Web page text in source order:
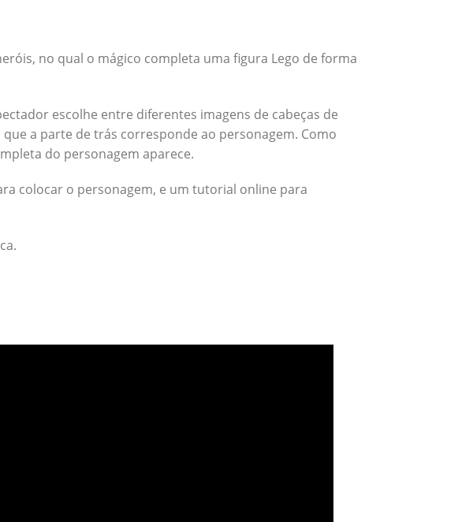
no qual o mágico completa uma figura Lego de forma
escolhe entre diferentes imagens de cabeças de
a parte de trás corresponde ao personagem. Como
do personagem aparece.
colocar o personagem, e um tutorial online para